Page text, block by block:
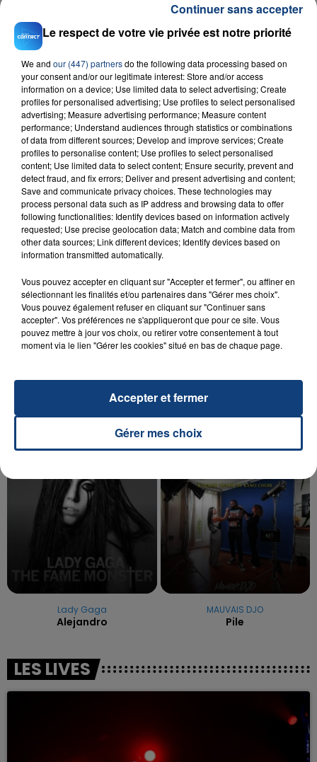
23 juillet 2026
INCENDIE MORTEL À LENS : UNE FEMME ET
SON BÉBÉ ENTRE LA VIE ET LA...
Un homme s'est immolé par le feu après avoir
aspergé sa compagne et leur bébé de trois mois
d'un liquide inflammable.
20 juillet 2026
UNE ADOLESCENTE DEVANT SE FAIRE
La famille a porté plainte contre la clinique qui a
reconnu sa responsabilité et présenté ses
TITRES DIFFUSÉS
Lady Gaga
Alejandro
MAUVAIS DJO
Pile
LES LIVES
Le respect de votre vie privée est notre priorité
We and our (447) partnersdo the following data processing based on
your consent and/or our legitimate interest: Store and/or access
information on a device; Use limited data to select advertising; Create
profiles for personalised advertising; Use profiles to select personalised
advertising; Measure advertising performance; Measure content
performance; Understand audiences through statistics or combinations
of data from different sources; Develop and improve services; Create
profiles to personalise content; Use profiles to select personalised
content; Use limited data to select content; Ensure security, prevent and
detect fraud, and fix errors; Deliver and present advertising and content;
Save and communicate privacy choices. These technologies may
process personal data such as IP address and browsing data to offer
following functionalities: Identify devices based on information actively
requested; Use precise geolocation data; Match and combine data from
other data sources; Link different devices; Identify devices based on
information transmitted automatically.
Vous pouvez accepter en cliquant sur "Accepter et fermer", ou affiner en
sélectionnant les finalités et/ou partenaires dans "Gérer mes choix".
Vous pouvez également refuser en cliquant sur "Continuer sans
accepter". Vos préférences ne s'appliqueront que pour ce site. Vous
pouvez mettre à jour vos choix, ou retirer votre consentement à tout
moment via le lien "Gérer les cookies" situé en bas de chaque page.
Gérer mes choix
Accepter et fermer
Continuer sans accepter